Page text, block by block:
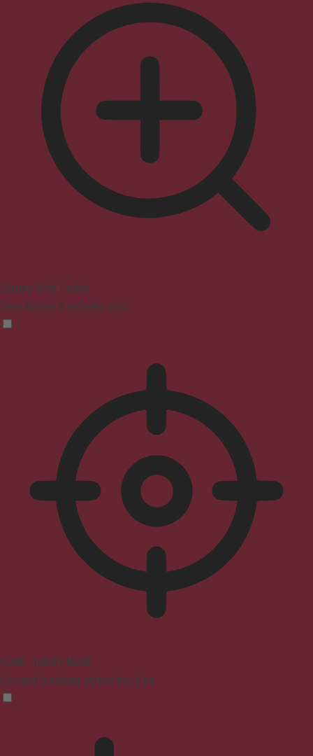
Seizure Safe Profile
Clear flashes & reduces color
ADHD Friendly Mode
Focused browsing, distraction-free